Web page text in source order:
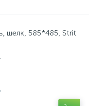
шелк, 585*485, Strit